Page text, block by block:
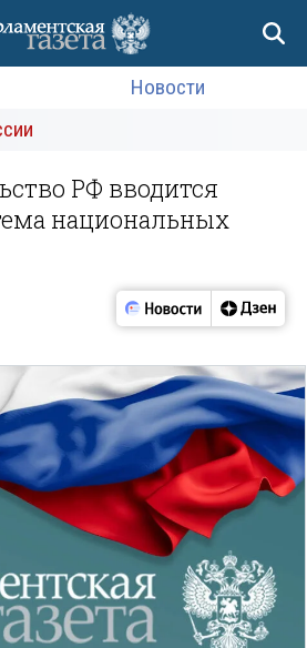
Новости
РФ вводится
национальных